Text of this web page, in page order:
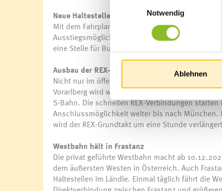
Notwendig
Ablehnen
Neue Haltestellen
Mit dem Fahrplanwechsel bekommt Frastanz
Ausstiegsmöglichkeiten für die Busse der Linien
eine Stelle für Busse eingerichtet, die Richtung
Ausbau der REX-Verbindungen
Nicht nur im öffentlichen Busverkehr tut sich
Vorarlberg wird weiter ausgebaut: Am
S-Bahn. Die schnellen REX-Verbindungen
Anschlussmöglichkeit weiter bis nach
wird der REX-Grundtakt um eine Stunde
Westbahn hält in Frastanz
Die privat geführte Westbahn macht ab
dem äußersten Westen in Österreich. Auch
Haltestellen im Ländle. Einmal täglich fährt die